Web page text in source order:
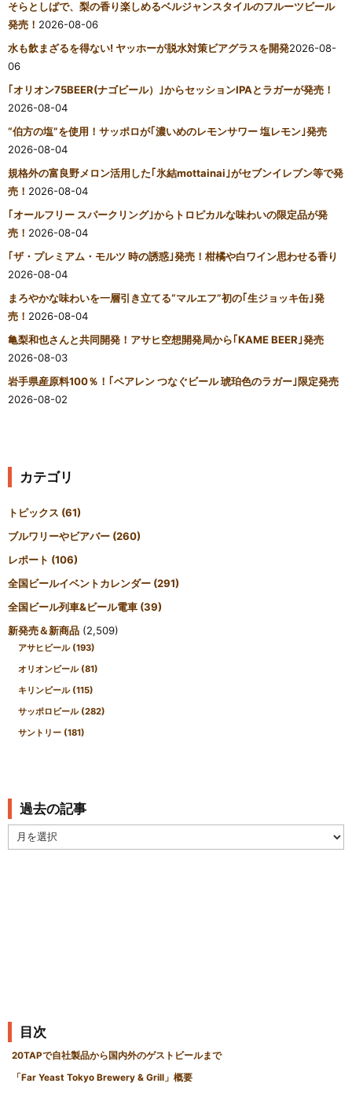
そらとしばで、梨の香り楽しめるベルジャンスタイルのフルーツビール
発売！ 2026-08-06
水も飲まざるを得ない! ヤッホーが脱水対策ビアグラスを開発2026-08-
06
｢オリオン75BEER(ナゴビール）｣からセッションIPAとラガーが発売！
2026-08-04
“伯方の塩”を使用！サッポロが｢濃いめのレモンサワー 塩レモン｣発売
2026-08-04
規格外の富良野メロン活用した｢氷結mottainai｣がセブンイレブン等で発
売！ 2026-08-04
｢オールフリー スパークリング｣からトロピカルな味わいの限定品が発
売！ 2026-08-04
｢ザ・プレミアム・モルツ 時の誘惑｣発売！柑橘や白ワイン思わせる香り
2026-08-04
まろやかな味わいを一層引き立てる“マルエフ”初の｢生ジョッキ缶｣発
売！ 2026-08-04
亀梨和也さんと共同開発！アサヒ空想開発局から｢KAME BEER｣発売
2026-08-03
岩手県産原料100％！｢ベアレン つなぐビール 琥珀色のラガー｣限定発売
2026-08-02
カテゴリ
トピックス (61)
ブルワリーやビアバー (260)
レポート (106)
全国ビールイベントカレンダー (291)
全国ビール列車&ビール電車 (39)
新発売＆新商品 (2,509)
アサヒビール (193)
オリオンビール (81)
キリンビール (115)
サッポロビール (282)
サントリー (181)
過去の記事
去
目次
20TAPで自社製品から国内外のゲストビールまで
「Far Yeast Tokyo Brewery & Grill」概要